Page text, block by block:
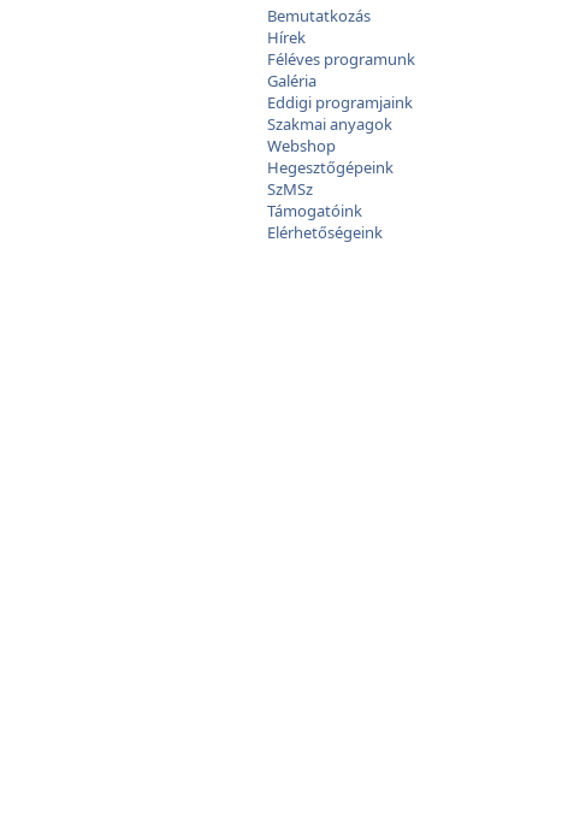
Bemutatkozás
Hírek
Féléves programunk
Galéria
Eddigi programjaink
Szakmai anyagok
Webshop
Hegesztőgépeink
SzMSz
Támogatóink
Elérhetőségeink